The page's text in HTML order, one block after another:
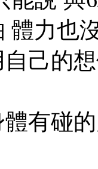
體力也
己的
有碰